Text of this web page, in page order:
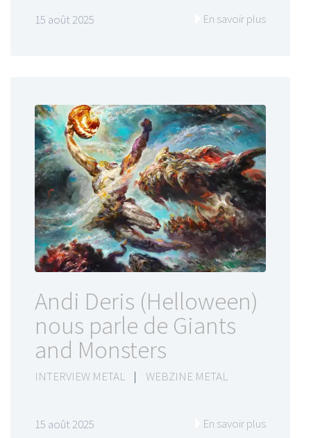
15 août 2025 En savoir plus
Andi Deris (Helloween)
nous parle de Giants
and Monsters
INTERVIEW METAL | WEBZINE METAL
15 août 2025 En savoir plus